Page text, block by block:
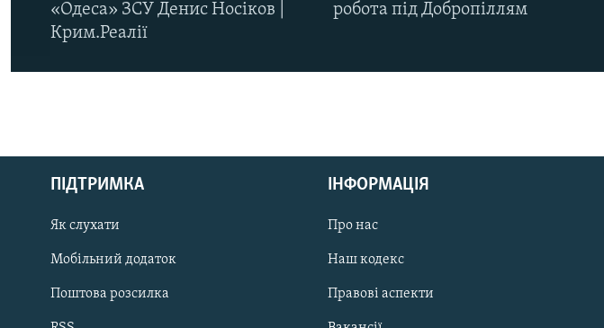
РУС
ДОЛУЧАЙСЯ!
«Одеса» ЗСУ Денис Носіков |
Крим.Реалії
робота під Добропіллям
ПІДТРИМКА
Як слухати
Мобільний додаток
Поштова розсилка
ІНФОРМАЦІЯ
Про нас
Наш кодекс
Правові аспекти